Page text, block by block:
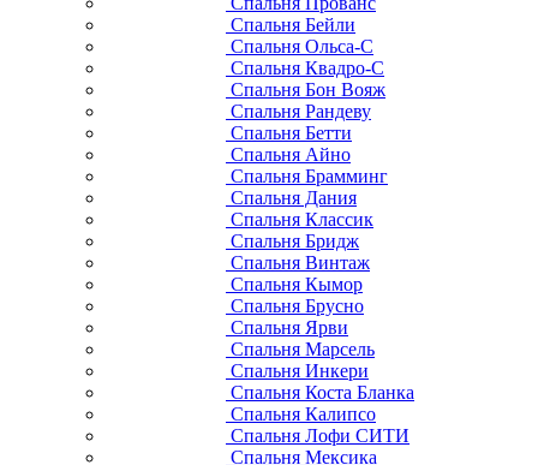
Спальня Бейли
Спальня Ольса-С
Спальня Квадро-С
Спальня Бон Вояж
Спальня Рандеву
Спальня Бетти
Спальня Айно
Спальня Брамминг
Спальня Дания
Спальня Классик
Спальня Бридж
Спальня Винтаж
Спальня Кымор
Спальня Брусно
Спальня Ярви
Спальня Марсель
Спальня Инкери
Спальня Коста Бланка
Спальня Калипсо
Спальня Лофи СИТИ
Спальня Мексика